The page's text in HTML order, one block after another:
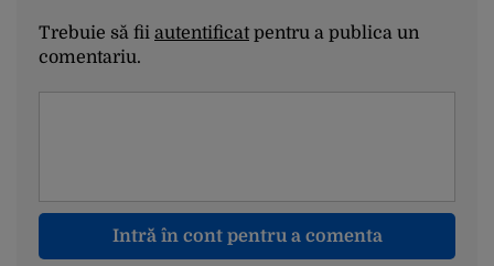
Trebuie să fii autentificatpentru a publica un
comentariu.
Intră în cont pentru a comenta